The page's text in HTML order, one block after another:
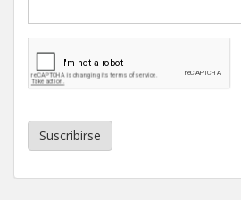
Suscribirse